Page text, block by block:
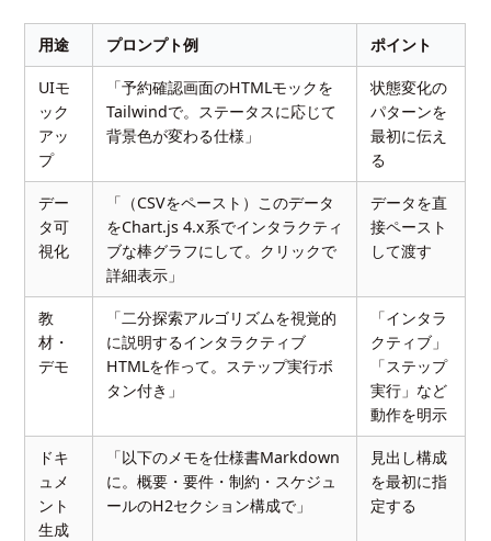
用途 プロンプト例 ポイント
UIモ
ック
アッ
プ
「予約確認画面のHTMLモックを
Tailwindで。ステータスに応じて
背景色が変わる仕様」
状態変化の
パターンを
最初に伝え
る
デー
タ可
視化
「（CSVをペースト）このデータ
をChart.js 4.x系でインタラクティ
ブな棒グラフにして。クリックで
詳細表示」
データを直
接ペースト
して渡す
教
材・
デモ
「二分探索アルゴリズムを視覚的
に説明するインタラクティブ
HTMLを作って。ステップ実行ボ
タン付き」
「インタラ
クティブ」
「ステップ
実行」など
動作を明示
ドキ
ュメ
ント
生成
「以下のメモを仕様書Markdown
に。概要・要件・制約・スケジュ
ールのH2セクション構成で」
見出し構成
を最初に指
定する